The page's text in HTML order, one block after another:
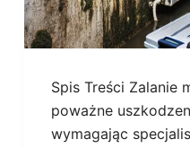
Spis Treści Zalanie
poważne
wymagając